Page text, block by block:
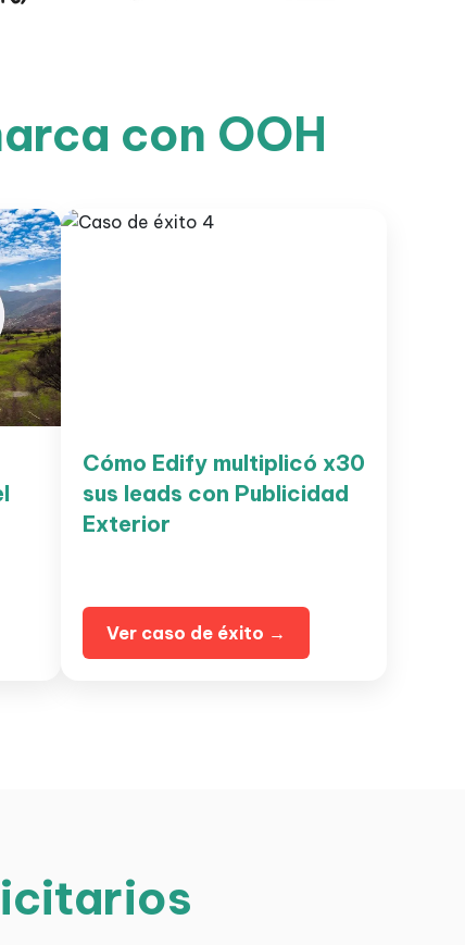
con OOH
Cómo Edify multiplicó x30
sus leads con Publicidad
Exterior
Ver caso de éxito →